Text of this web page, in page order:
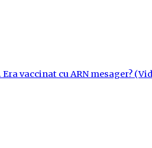
vaccinat cu ARN mesager?